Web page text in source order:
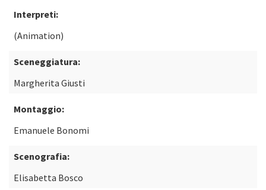
Interpreti:
(Animation)
Sceneggiatura:
Margherita Giusti
Montaggio:
Emanuele Bonomi
Scenografia:
Elisabetta Bosco